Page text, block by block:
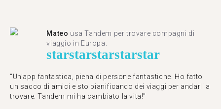
Mateo usa Tandem per trovare compagni di
viaggio in Europa.
starstarstarstarstar
"Un'app fantastica, piena di persone fantastiche. Ho fatto
un sacco di amici e sto pianificando dei viaggi per andarli a
trovare. Tandem mi ha cambiato la vita!"